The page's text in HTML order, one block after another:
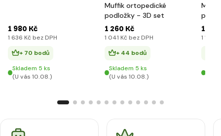
1 980 Kč
1 636 Kč bez DPH
+ 70 bodů
Skladem 5 ks
(U vás 10.08.)
Muffik ortopedické
podložky - 3D set
1 260 Kč
1 041 Kč bez DPH
+ 44 bodů
Skladem 5 ks
(U vás 10.08.)
1
1 132